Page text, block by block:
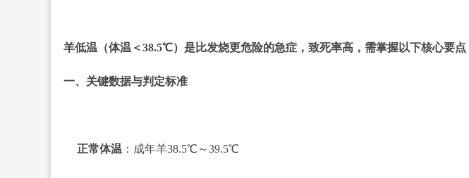
羊低温（体温＜38.5℃）是比发烧更危险的急症，致死率高，需掌握以下核心要点
一、关键数据与判定标准
正常体温 ：成年羊38.5℃～39.5℃